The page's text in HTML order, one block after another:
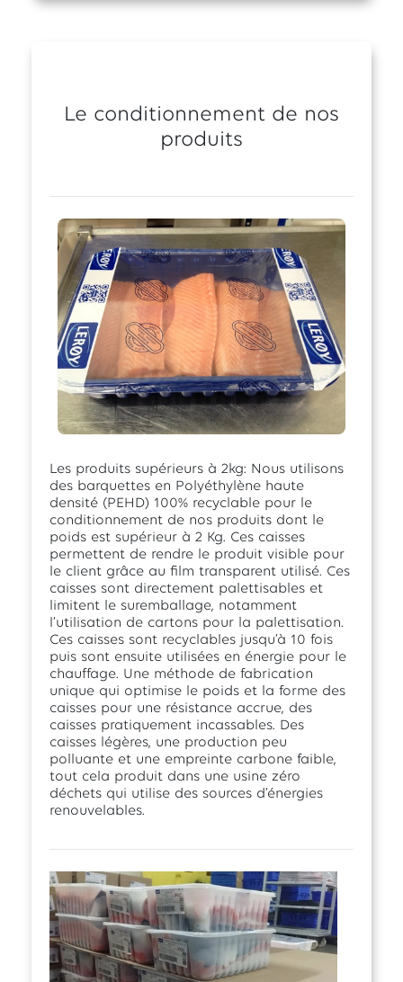
Le conditionnement de nos
produits
Les produits supérieurs à 2kg: Nous utilisons
des barquettes en Polyéthylène haute
densité (PEHD) 100% recyclable pour le
conditionnement de nos produits dont le
poids est supérieur à 2 Kg. Ces caisses
permettent de rendre le produit visible pour
le client grâce au film transparent utilisé. Ces
caisses sont directement palettisables et
limitent le suremballage, notamment
l’utilisation de cartons pour la palettisation.
Ces caisses sont recyclables jusqu’à 10 fois
puis sont ensuite utilisées en énergie pour le
chauffage. Une méthode de fabrication
unique qui optimise le poids et la forme des
caisses pour une résistance accrue, des
caisses pratiquement incassables. Des
caisses légères, une production peu
polluante et une empreinte carbone faible,
tout cela produit dans une usine zéro
déchets qui utilise des sources d’énergies
renouvelables.